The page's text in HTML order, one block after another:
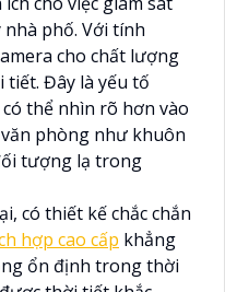
phố. Với tính
cho chất lượng
tiết. Đây là yếu tố
thể nhìn rõ hơn vào
phòng như khuôn
tượng lạ trong
có thiết kế chắc chắn
hợp cao cấp khẳng
ổn định trong thời